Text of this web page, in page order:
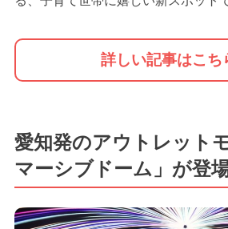
詳しい記事はこち
愛知発のアウトレット
マーシブドーム」が登